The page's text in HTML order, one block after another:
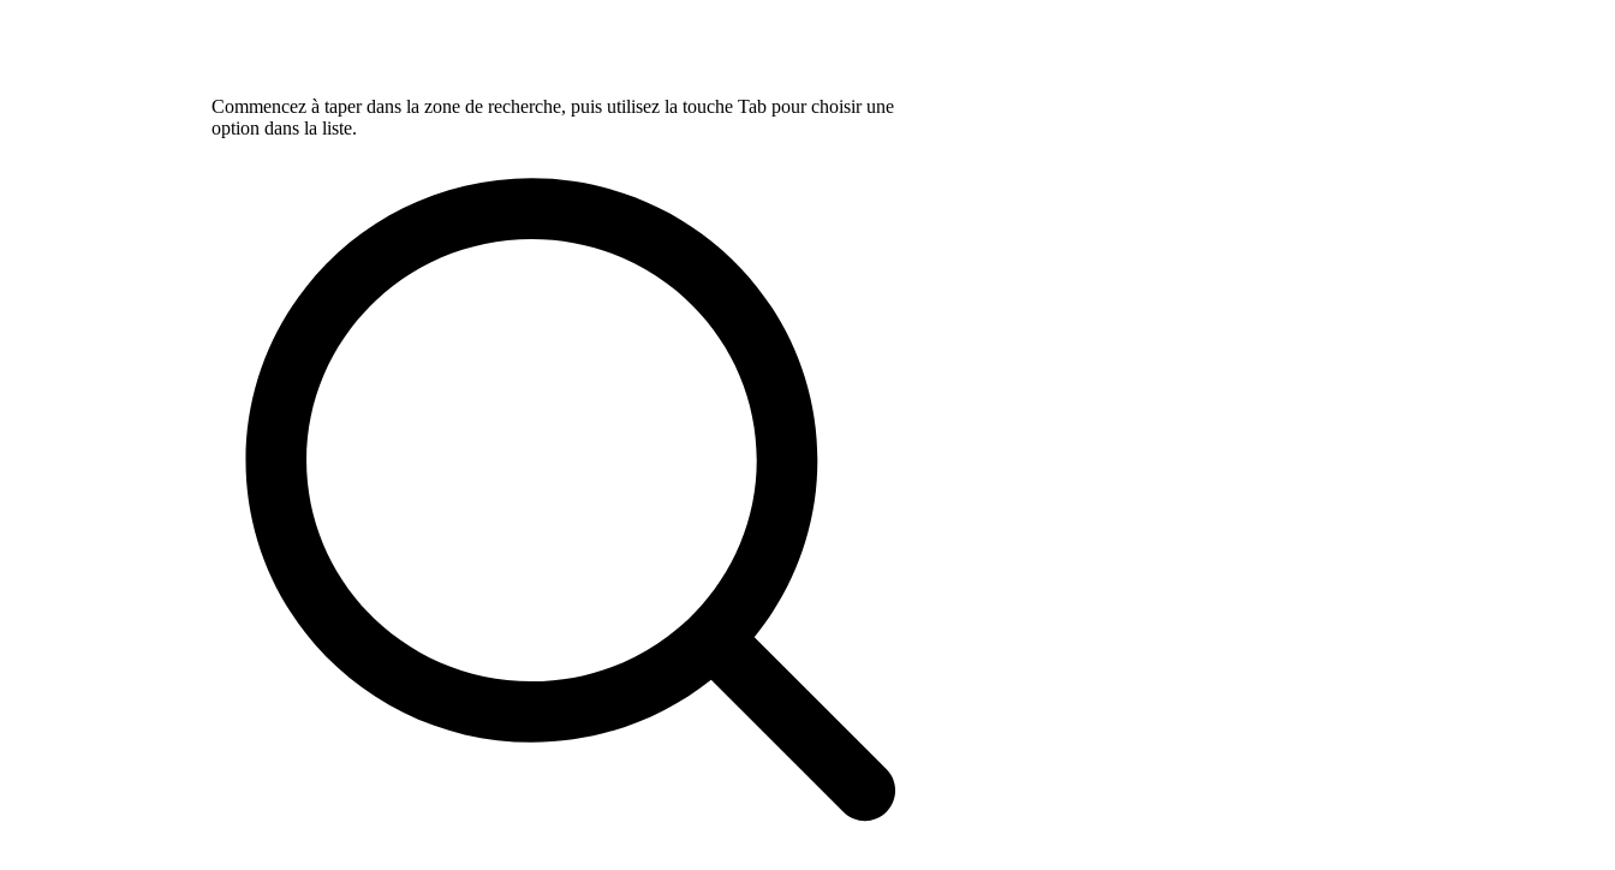
Commencez à taper dans la zone de recherche, puis utilisez la touche Tab pour choisir une
option dans la liste.